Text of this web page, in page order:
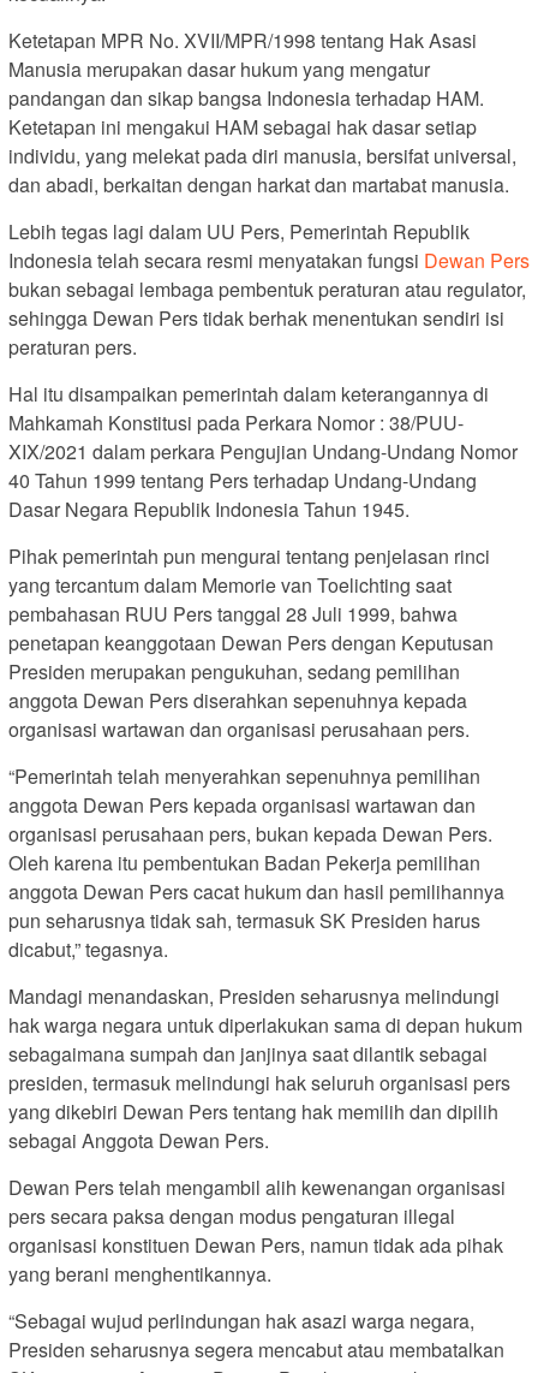
Ketetapan MPR No. XVII/MPR/1998 tentang Hak Asasi
Manusia merupakan dasar hukum yang mengatur
pandangan dan sikap bangsa Indonesia terhadap HAM.
Ketetapan ini mengakui HAM sebagai hak dasar setiap
individu, yang melekat pada diri manusia, bersifat universal,
dan abadi, berkaitan dengan harkat dan martabat manusia.
Lebih tegas lagi dalam UU Pers, Pemerintah Republik
Indonesia telah secara resmi menyatakan fungsi Dewan Pers
bukan sebagai lembaga pembentuk peraturan atau regulator,
sehingga Dewan Pers tidak berhak menentukan sendiri isi
peraturan pers.
Hal itu disampaikan pemerintah dalam keterangannya di
Mahkamah Konstitusi pada Perkara Nomor : 38/PUU-
XIX/2021 dalam perkara Pengujian Undang-Undang Nomor
40 Tahun 1999 tentang Pers terhadap Undang-Undang
Dasar Negara Republik Indonesia Tahun 1945.
Pihak pemerintah pun mengurai tentang penjelasan rinci
yang tercantum dalam Memorie van Toelichting saat
pembahasan RUU Pers tanggal 28 Juli 1999, bahwa
penetapan keanggotaan Dewan Pers dengan Keputusan
Presiden merupakan pengukuhan, sedang pemilihan
anggota Dewan Pers diserahkan sepenuhnya kepada
organisasi wartawan dan organisasi perusahaan pers.
“Pemerintah telah menyerahkan sepenuhnya pemilihan
anggota Dewan Pers kepada organisasi wartawan dan
organisasi perusahaan pers, bukan kepada Dewan Pers.
Oleh karena itu pembentukan Badan Pekerja pemilihan
anggota Dewan Pers cacat hukum dan hasil pemilihannya
pun seharusnya tidak sah, termasuk SK Presiden harus
dicabut,” tegasnya.
Mandagi menandaskan, Presiden seharusnya melindungi
hak warga negara untuk diperlakukan sama di depan hukum
sebagaimana sumpah dan janjinya saat dilantik sebagai
presiden, termasuk melindungi hak seluruh organisasi pers
yang dikebiri Dewan Pers tentang hak memilih dan dipilih
sebagai Anggota Dewan Pers.
Dewan Pers telah mengambil alih kewenangan organisasi
pers secara paksa dengan modus pengaturan illegal
organisasi konstituen Dewan Pers, namun tidak ada pihak
yang berani menghentikannya.
“Sebagai wujud perlindungan hak asazi warga negara,
Presiden seharusnya segera mencabut atau membatalkan